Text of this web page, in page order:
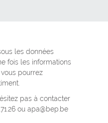
les données
fois les informations
pourrez
pas à contacter
ou apa@bep.be